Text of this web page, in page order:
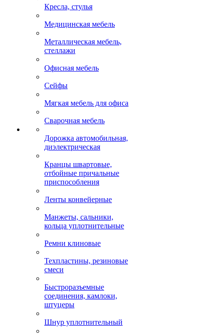
Кресла, стулья
Медицинская мебель
Металлическая мебель,
стеллажи
Офисная мебель
Сейфы
Мягкая мебель для офиса
Сварочная мебель
Дорожка автомобильная,
диэлектрическая
Кранцы швартовые,
отбойные причальные
приспособления
Ленты конвейерные
Манжеты, сальники,
кольца уплотнительные
Ремни клиновые
Техпластины, резиновые
смеси
Быстроразъемные
соединения, камлоки,
штуцеры
Шнур уплотнительный